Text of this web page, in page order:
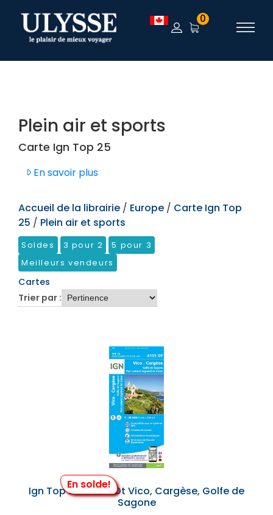
TEST 0
Plein air et sports
Carte Ign Top 25
En savoir plus
Accueil de la librairie / Europe / Carte Ign Top
25 / Plein air et sports
Soldes 3 pour 2
5 pour 3
Meilleurs vendeurs
Cartes
Trier par :
En solde!
Ign Top 25 #4151 Ot Vico, Cargèse, Golfe de
Sagone